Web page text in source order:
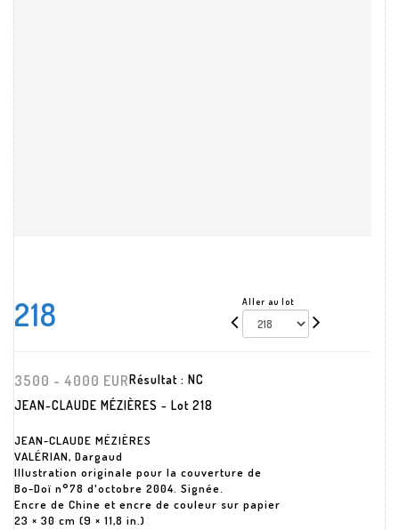
218 Aller au lot
3500 - 4000 EURRésultat : NC
JEAN-CLAUDE MÉZIÈRES - Lot 218
JEAN-CLAUDE MÉZIÈRES
VALÉRIAN, Dargaud
Illustration originale pour la couverture de
Bo-Doï n°78 d'octobre 2004. Signée.
Encre de Chine et encre de couleur sur papier
23 × 30 cm (9 × 11,8 in.)